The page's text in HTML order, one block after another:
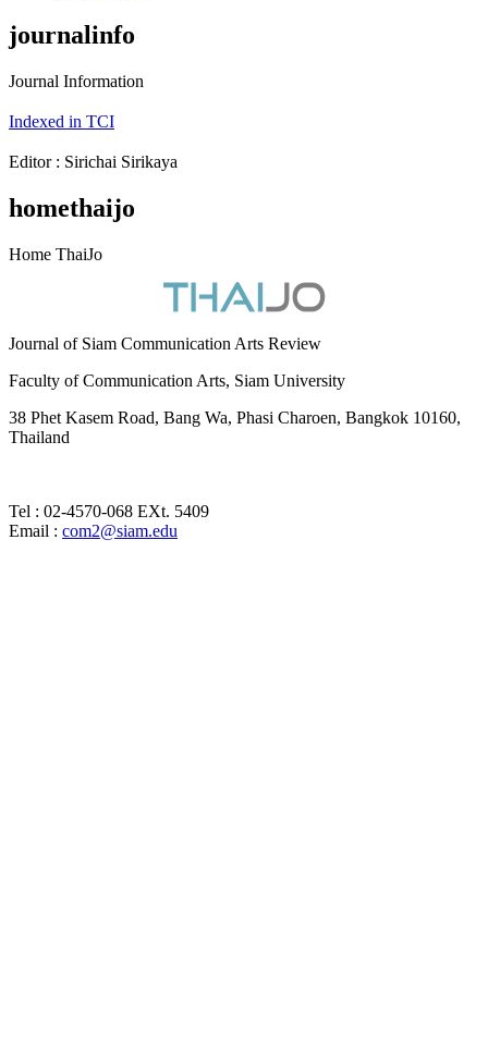
journalinfo
Journal Information
Indexed in TCI
Editor : Sirichai Sirikaya
homethaijo
Home ThaiJo
Journal of Siam Communication Arts Review
Faculty of Communication Arts, Siam University
38 Phet Kasem Road, Bang Wa, Phasi Charoen, Bangkok 10160,
Thailand
Tel : 02-4570-068 EXt. 5409
Email : com2@siam.edu